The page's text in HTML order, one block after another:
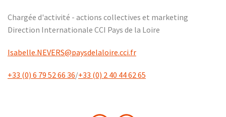
Chargée d'activité - actions collectives et marketing
Direction Internationale CCI Pays de la Loire
Isabelle.NEVERS@paysdelaloire.cci.fr
+33 (0) 6 79 52 66 36/+33 (0) 2 40 44 62 65